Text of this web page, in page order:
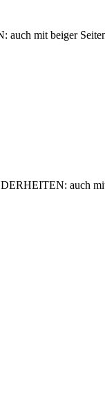
mit beiger
auch